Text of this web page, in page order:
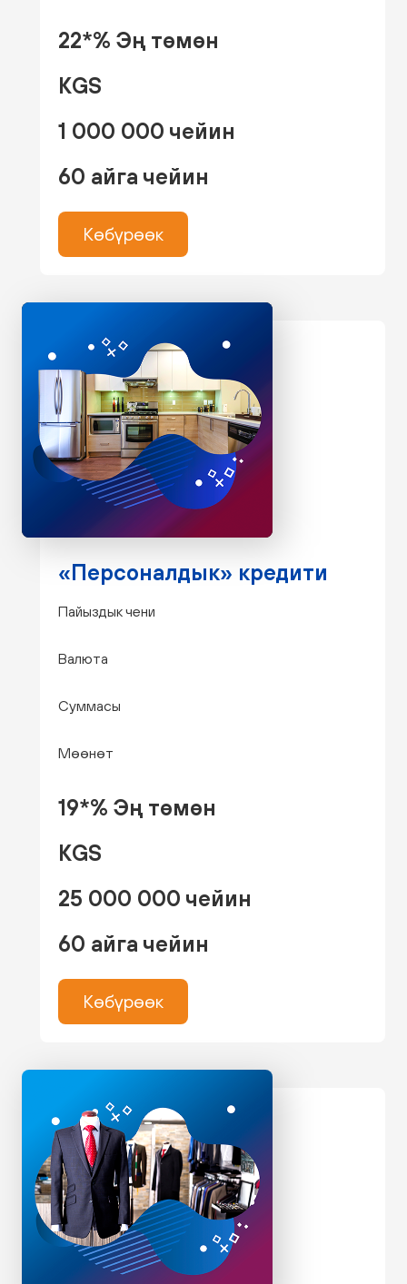
22*% Эң төмөн
KGS
1 000 000 чейин
60 айга чейин
Көбүрөөк
«Персоналдык» кредити
Пайыздык чени
Валюта
Суммасы
Мөөнөт
19*% Эң төмөн
KGS
25 000 000 чейин
60 айга чейин
Көбүрөөк